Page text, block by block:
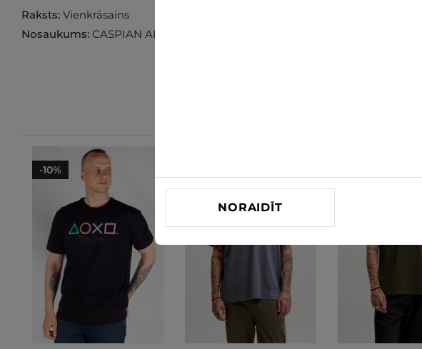
Raksts: Vienkrāsains
Nosaukums: CASPIAN AIRFLEX
-10%
NORAIDĪT